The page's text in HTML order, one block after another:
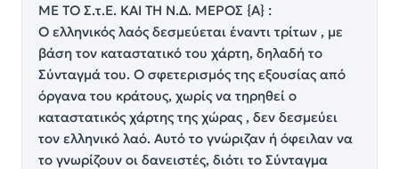
ΜΕ ΤΟ Σ.τ.Ε. ΚΑΙ ΤΗ Ν.Δ. ΜΕΡΟΣ {Α} :
Ο ελληνικός λαός δεσμεύεται έναντι τρίτων , με
βάση τον καταστατικό του χάρτη, δηλαδή το
Σύνταγμά του. Ο σφετερισμός της εξουσίας από
όργανα του κράτους, χωρίς να τηρηθεί ο
καταστατικός χάρτης της χώρας , δεν δεσμεύει
τον ελληνικό λαό. Αυτό το γνώριζαν ή όφειλαν να
το γνωρίζουν οι δανειστές, διότι το Σύνταγμα